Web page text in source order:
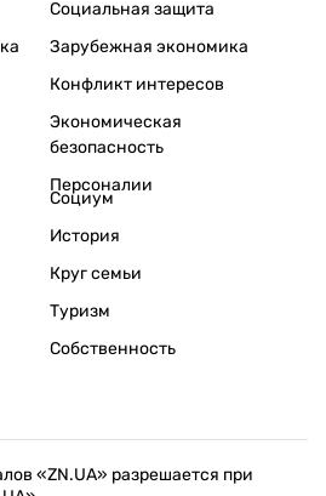
Социальная защита
Зарубежная экономика
Конфликт интересов
Экономическая
безопасность
Персоналии
Социум
История
Круг семьи
Туризм
Собственность
«ZN.UA» разрешается при